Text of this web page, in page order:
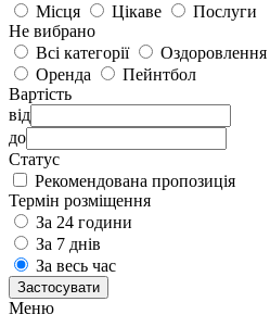
Місця
Цікаве
Послуги
Не вибрано
Всі категорії
Оздоровлення
Оренда
Пейнтбол
Вартість
від
до
Статус
Рекомендована пропозиція
Термін розміщення
За 24 години
За 7 днів
За весь час
Застосувати
Меню